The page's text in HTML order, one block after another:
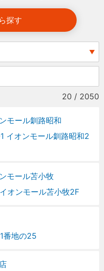
探す
20 / 2050
モール釧路昭和
イオンモール釧路昭和2
モール苫小牧
オンモール苫小牧2F
番地の25